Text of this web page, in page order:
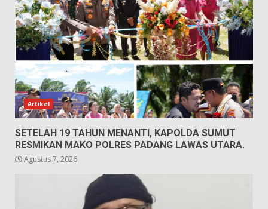
Artikel
SETELAH 19 TAHUN MENANTI, KAPOLDA SUMUT
RESMIKAN MAKO POLRES PADANG LAWAS UTARA.
Agustus 7, 2026